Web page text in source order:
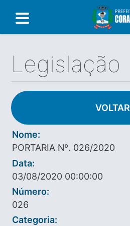
Legislação
VOLTAR
Nome:
PORTARIA Nº. 026/2020
Data:
03/08/2020 00:00:00
Número:
026
Categoria: